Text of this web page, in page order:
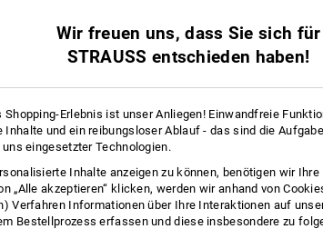
44 Artikel
Wir freuen uns, dass Sie sich für
STRAUSS entschieden haben!
Shopping-Erlebnis ist unser Anliegen! Einwandfreie
Inhalte und ein reibungsloser Ablauf - das sind die
uns eingesetzter Technologien.
Inhalte anzeigen zu können, benötigen wir
„Alle akzeptieren“ klicken, werden wir anhand von
Verfahren Informationen über Ihre Interaktionen auf
Bestellprozess erfassen und diese insbesondere zu